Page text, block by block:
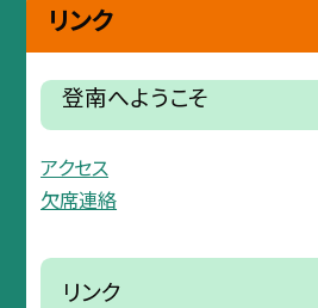
リンク
登南へようこそ
アクセス
欠席連絡
リンク